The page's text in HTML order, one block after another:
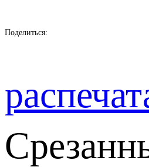
Поделиться: